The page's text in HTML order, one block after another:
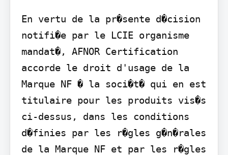
En vertu de la pr�sente d�cision
notifi�e par le LCIE organisme
mandat�, AFNOR Certification
accorde le droit d'usage de la
Marque NF � la soci�t� qui en est
titulaire pour les produits vis�s
ci-dessus, dans les conditions
d�finies par les r�gles g�n�rales
de la Marque NF et par les r�gles